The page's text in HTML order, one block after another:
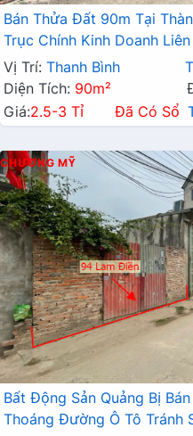
Bán Thửa Đất 90m Tại
Trục Chính Kinh Doanh Liên
Vị Trí: Thanh Bình
Diện Tích: 90m²
Giá:2.5-3 Tỉ Đã Có Sổ
CHƯƠNG MỸ
Bất Động Sản Quảng Bị
Thoáng Đường Ô Tô Tránh